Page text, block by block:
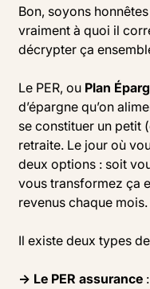
Bon, soyons
vraiment à quoi il
décrypter ça
Le PER, ou Plan
d’épargne qu’on
se constituer un petit
retraite. Le jour où
deux options : soit
vous transformez ça
revenus chaque
Il existe deux types
→ Le PER assurance